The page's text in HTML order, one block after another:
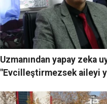
Uzmanından yapay zeka
"Evcilleştirmezsek aileyi